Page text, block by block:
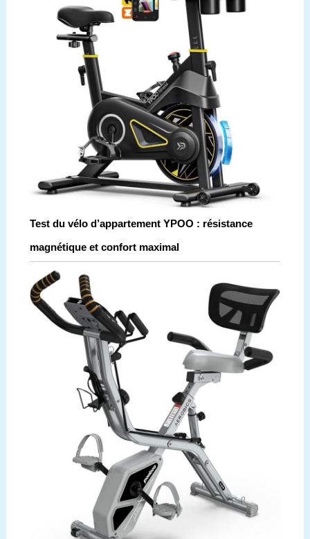
Test du vélo d’appartement YPOO : résistance
magnétique et confort maximal